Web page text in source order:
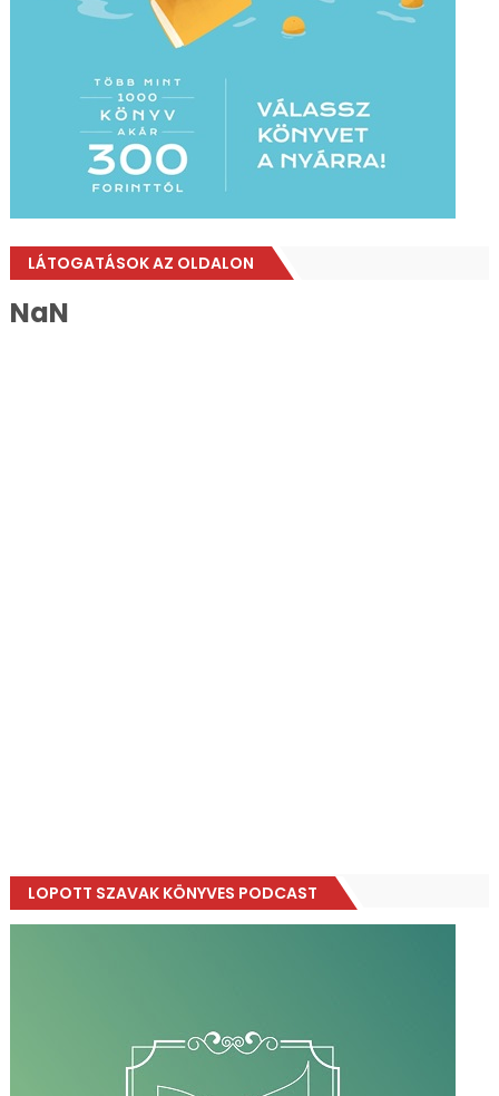
LÁTOGATÁSOK AZ OLDALON
NaN
LOPOTT SZAVAK KÖNYVES PODCAST